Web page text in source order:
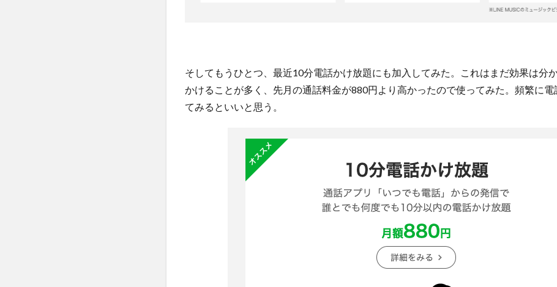
そしてもうひとつ、最近10分電話かけ放題にも加入してみた。これはまだ効果は分
かけることが多く、先月の通話料金が880円より高かったので使ってみた。頻繁に電
てみるといいと思う。